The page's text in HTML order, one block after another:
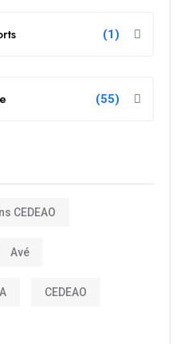
(1)
(55)
CEDEAO
Avé
CEDEAO